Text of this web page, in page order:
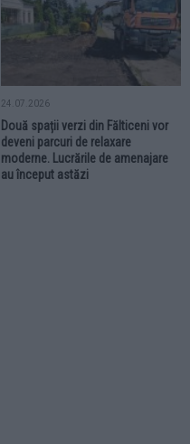
24.07.2026
Două spații verzi din Fălticeni vor
deveni parcuri de relaxare
moderne. Lucrările de amenajare
au început astăzi